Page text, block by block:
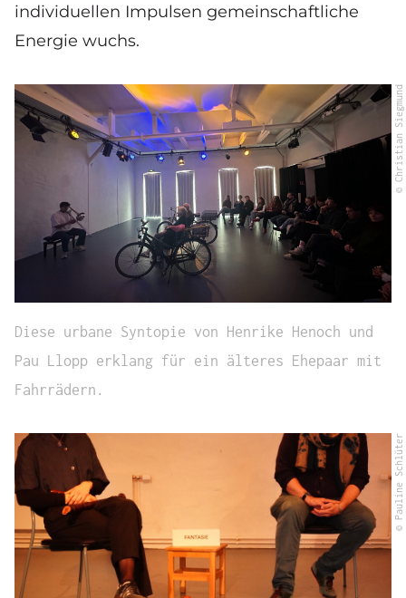
individuellen Impulsen gemeinschaftliche
Energie wuchs.
Diese urbane Syntopie von Henrike Henoch und
Pau Llopp erklang für ein älteres Ehepaar mit
Fahrrädern.
© Christian Siegmund
© Pauline Schlüter